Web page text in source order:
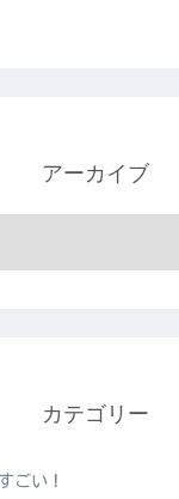
アーカイブ
カテゴリー
ごい！